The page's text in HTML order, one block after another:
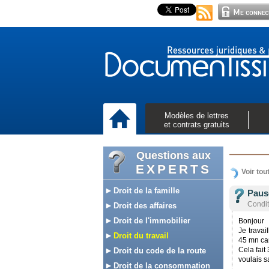
Modèles de lettres
et contrats gratuits
Questions aux
EXPERTS
Droit de la famille
Droit des affaires
Droit de l'immobilier
Droit du travail
Droit du code de la route
Droit de la consommation
Voir
Bonjour
Je
45 mn
Cela fait
voulais